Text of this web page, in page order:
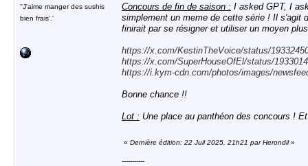
''J'aime manger des sushis
bien frais'.'
Concours de fin de saison : I asked GPT, I
simplement un meme de cette série ! Il s'agit
finirait par se résigner et utiliser un moyen
https://x.com/KestinTheVoice/status/
https://x.com/SuperHouseOfEl/status/
https://i.kym-cdn.com/photos/images/
Bonne chance !!
Lot : Une place au panthéon des concours !
« Dernière édition: 22 Juil 2025, 21h21 par Herondil»
-----------